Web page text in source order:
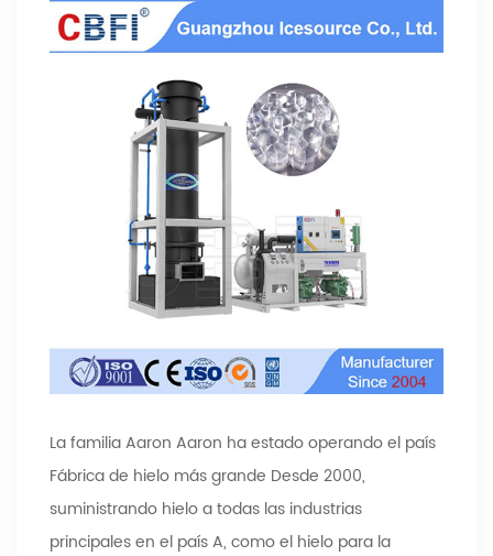
La familia Aaron Aaron ha estado operando el país
Fábrica de hielo más grande Desde 2000,
suministrando hielo a todas las industrias
principales en el país A, como el hielo para la